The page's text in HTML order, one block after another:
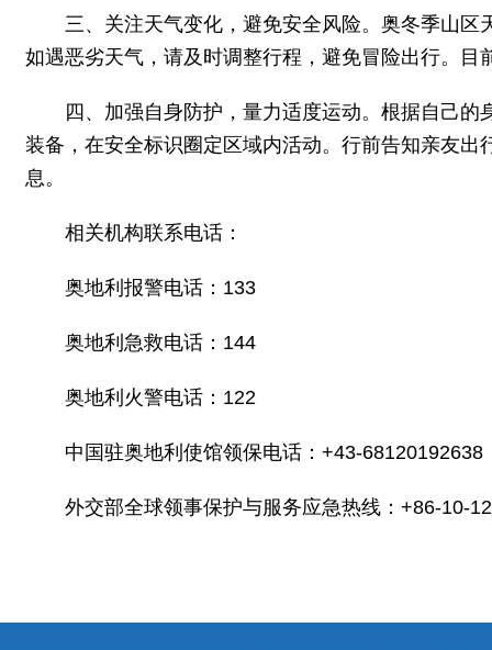
三、关注天气变化，避免安全风险。奥冬季山
如遇恶劣天气，请及时调整行程，避免冒险出行。
四、加强自身防护，量力适度运动。根据自己
装备，在安全标识圈定区域内活动。行前告知亲友
息。
相关机构联系电话：
奥地利报警电话：133
奥地利急救电话：144
奥地利火警电话：122
中国驻奥地利使馆领保电话：+43-68120192638
外交部全球领事保护与服务应急热线：+86-10-